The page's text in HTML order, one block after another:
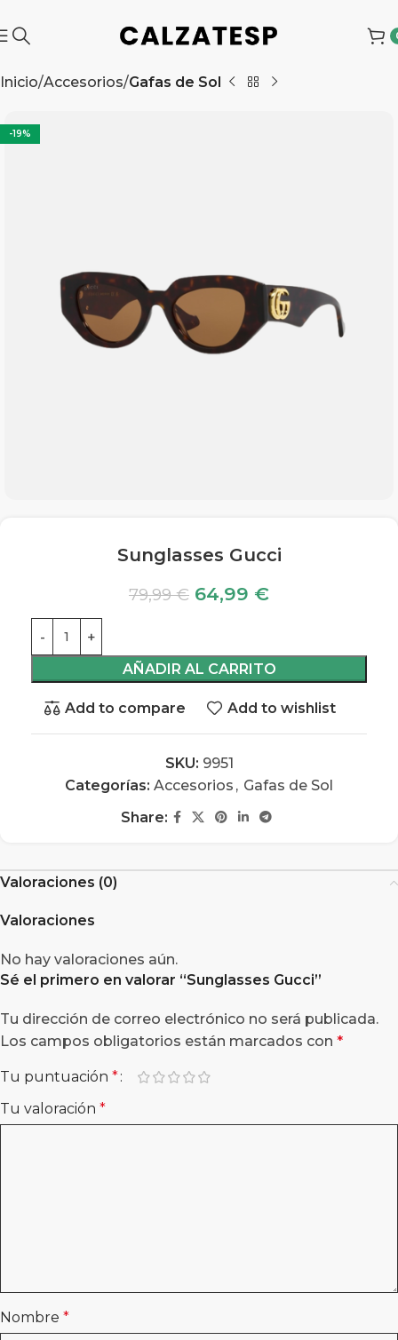
Inicio Accesorios Gafas de Sol
-19%
Sunglasses Gucci
79,99€ 64,99 €
AÑADIR AL CARRITO
Add to compare Add to wishlist
SKU: 9951
Categorías: Accesorios , Gafas de Sol
Share:
Valoraciones (0)
Valoraciones
No hay valoraciones aún.
Sé el primero en valorar “Sunglasses Gucci”
Tu dirección de correo electrónico no será publicada.
Los campos obligatorios están marcados con *
Tu puntuación *
Tu valoración *
Nombre *